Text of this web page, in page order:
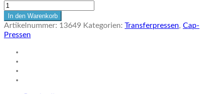
Hotronix®
Auto
Open
Cap
Menge
In den Warenkorb
Artikelnummer: 13649 Kategorien: Transferpressen, Cap-
Pressen